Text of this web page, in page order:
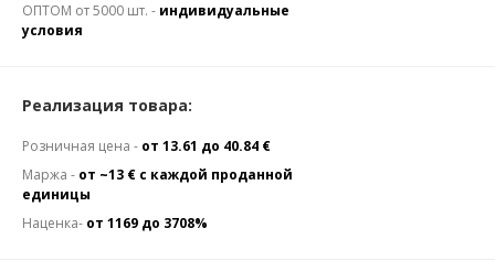
ОПТОМ от 5000 шт. - индивидуальные
условия
Реализация товара:
Розничная цена - от 13.61 до 40.84 €
Маржа - от ~13 € с каждой проданной
единицы
Наценка- от 1169 до 3708%